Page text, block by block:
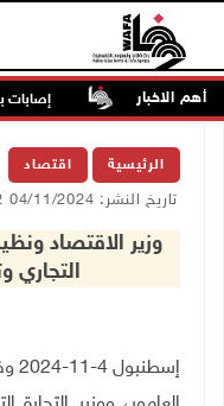
أهم الاخبار
بالخطر إصابات
الرئيسية اقتصاد
تاريخ النشر: 04/11/2024 12:32 م
وزير الاقتصاد
التجاري